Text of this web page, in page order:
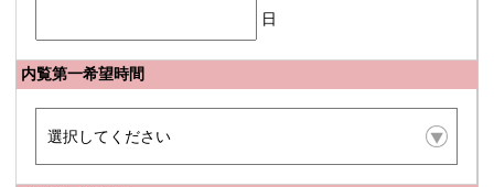
日
内覧第一希望時間